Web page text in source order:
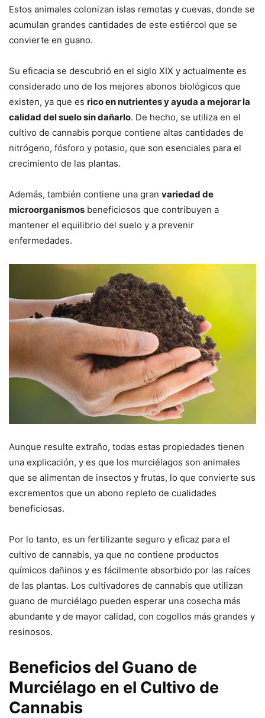
Estos animales colonizan islas remotas y cuevas, donde se
acumulan grandes cantidades de este estiércol que se
convierte en guano.
Su eficacia se descubrió en el siglo XIX y actualmente es
considerado uno de los mejores abonos biológicos que
existen, ya que es rico en nutrientes y ayuda a mejorar la
calidad del suelo sin dañarlo. De hecho, se utiliza en el
cultivo de cannabis porque contiene altas cantidades de
nitrógeno, fósforo y potasio, que son esenciales para el
crecimiento de las plantas.
Además, también contiene una gran variedad de
microorganismos beneficiosos que contribuyen a
mantener el equilibrio del suelo y a prevenir
enfermedades.
Aunque resulte extraño, todas estas propiedades tienen
una explicación, y es que los murciélagos son animales
que se alimentan de insectos y frutas, lo que convierte sus
excrementos que un abono repleto de cualidades
beneficiosas.
Por lo tanto, es un fertilizante seguro y eficaz para el
cultivo de cannabis, ya que no contiene productos
químicos dañinos y es fácilmente absorbido por las raíces
de las plantas. Los cultivadores de cannabis que utilizan
guano de murciélago pueden esperar una cosecha más
abundante y de mayor calidad, con cogollos más grandes y
resinosos.
Beneficios del Guano de
Murciélago en el Cultivo de
Cannabis